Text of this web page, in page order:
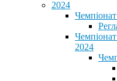
2024
Чемпіонат
2024